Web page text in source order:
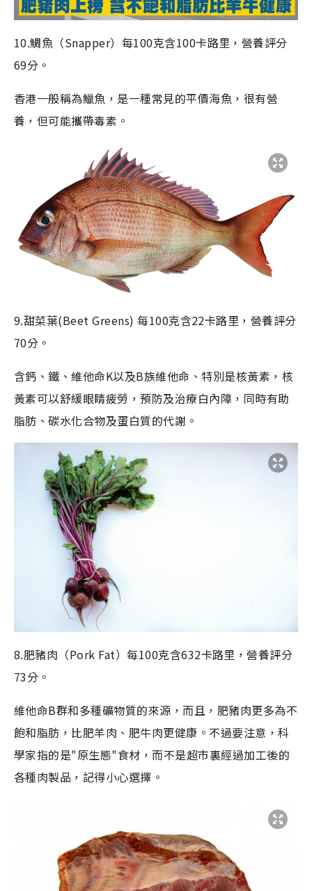
10.鯛魚（Snapper）每100克含100卡路里，營養評分
69分。
香港一般稱為鱲魚，是一種常見的平價海魚，很有營
養，但可能攜帶毒素。
9.甜菜葉(Beet Greens) 每100克含22卡路里，營養評分
70分。
含鈣、鐵、維他命K以及B族維他命、特別是核黃素，核
黃素可以舒緩眼睛疲勞，預防及治療白內障，同時有助
脂肪、碳水化合物及蛋白質的代謝。
8.肥豬肉（Pork Fat）每100克含632卡路里，營養評分
73分。
維他命B群和多種礦物質的來源，而且，肥豬肉更多為不
飽和脂肪，比肥羊肉、肥牛肉更健康。不過要注意，科
學家指的是"原生態"食材，而不是超市裏經過加工後的
各種肉製品，記得小心選擇。